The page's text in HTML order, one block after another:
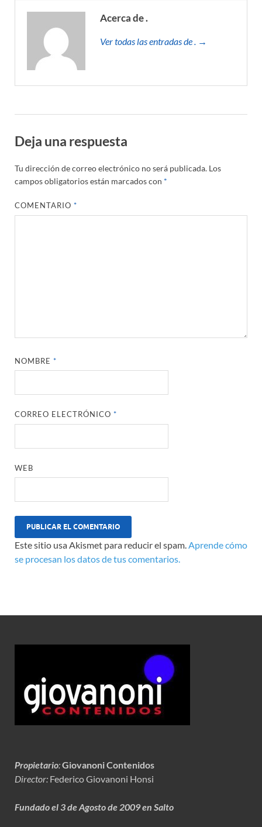
Acerca de .
Ver todas las entradas de . →
Deja una respuesta
Tu dirección de correo electrónico no será publicada. Los
campos obligatorios están marcados con *
COMENTARIO*
NOMBRE*
CORREO ELECTRÓNICO*
WEB
Este sitio usa Akismet para reducir el spam.Aprende cómo
se procesan los datos de tus comentarios.
Propietario:Giovanoni Contenidos
Director: Federico Giovanoni Honsi
Fundado el 3 de Agosto de 2009 en Salto